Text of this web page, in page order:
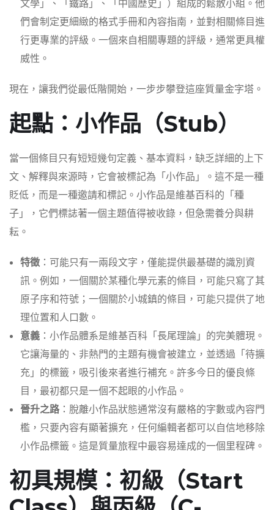
文學」、「鐵路」、「中國歷史」）組成的鬆散小組。他
們會制定更細緻的格式手冊和內容指南，並對相關條目進
行更專業的評級。一個來自相關專題的評級，通常更具權
威性。
現在，讓我們從最低階開始，一步步攀登這座質量金字塔。
起點：小作品（Stub）
當一個條目只有短短幾句定義、基本資料，缺乏詳細的上下
文、解釋與來源時，它會被標記為「小作品」。這不是一種
貶低，而是一種邀請和標記。小作品是維基百科的「種
子」，它們標誌著一個主題值得被收錄，但急需養分與耕
耘。
特徵：可能只有一兩段文字，僅能提供最基礎的識別資
訊。例如，一個關於某種化學元素的條目，可能只寫了其
原子序和符號；一個關於小城鎮的條目，可能只提供了地
理位置和人口數。
意義 ：小作品體系是維基百科「長尾理論」的完美體現。
它讓海量的、非熱門的主題有機會被建立，並透過「待擴
充」的標籤，吸引後來者進行補充。許多今日的優良條
目，最初都只是一個不起眼的小作品。
晉升之路 ：脫離小作品狀態通常沒有嚴格的字數或內容門
檻，只要內容有顯著擴充，任何編輯者都可以自信地移除
小作品標籤。這是質量旅程中最容易達成的一個里程碑。
初具規模：初級（Start